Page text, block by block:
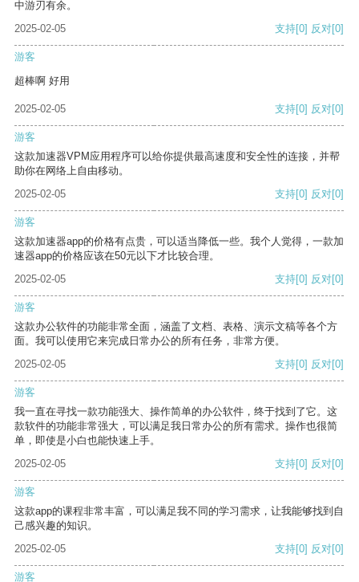
中游刃有余。
2025-02-05
支持[0] 反对[0]
游客
超棒啊 好用
2025-02-05 支持[0] 反对[0]
游客
这款加速器VPM应用程序可以给你提供最高速度和安全性的连接，并帮
助你在网络上自由移动。
2025-02-05
支持[0] 反对[0]
游客
这款加速器app的价格有点贵，可以适当降低一些。我个人觉得，一款加
速器app的价格应该在50元以下才比较合理。
2025-02-05
支持[0] 反对[0]
游客
这款办公软件的功能非常全面，涵盖了文档、表格、演示文稿等各个方
面。我可以使用它来完成日常办公的所有任务，非常方便。
2025-02-05
支持[0] 反对[0]
游客
我一直在寻找一款功能强大、操作简单的办公软件，终于找到了它。这
款软件的功能非常强大，可以满足我日常办公的所有需求。操作也很简
单，即使是小白也能快速上手。
2025-02-05
支持[0] 反对[0]
游客
这款app的课程非常丰富，可以满足我不同的学习需求，让我能够找到自
己感兴趣的知识。
2025-02-05
支持[0] 反对[0]
游客